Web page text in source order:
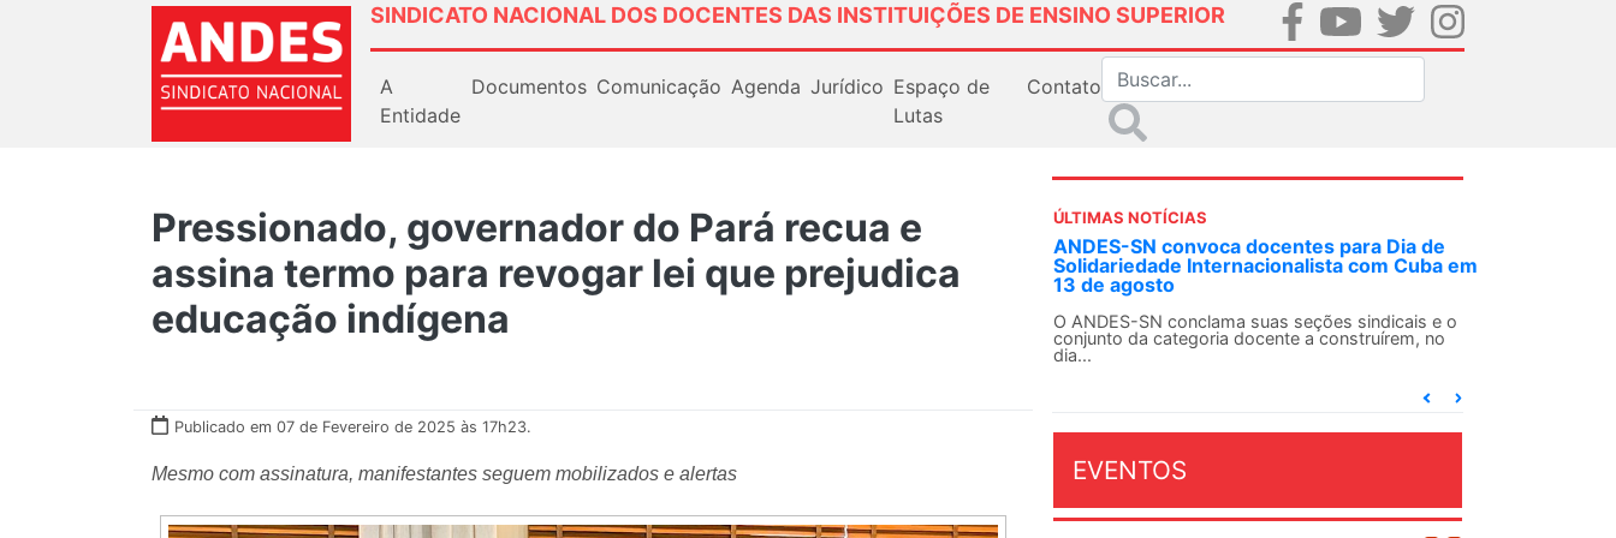
SINDICATO NACIONAL DOS DOCENTES DAS INSTITUIÇÕES DE ENSINO SUPERIOR
A
Entidade
Documentos Comunicação Agenda Jurídico Espaço de
Lutas
Contato
Pressionado, governador do Pará recua e
assina termo para revogar lei que prejudica
educação indígena
Publicado em 07 de Fevereiro de 2025 às 17h23.
Mesmo com assinatura, manifestantes seguem mobilizados e alertas
ÚLTIMAS NOTÍCIAS
ANDES-SN convoca docentes para Dia de
Solidariedade Internacionalista com Cuba em
13 de agosto
O ANDES-SN conclama suas seções sindicais e o
conjunto da categoria docente a construírem, no
dia...
EVENTOS